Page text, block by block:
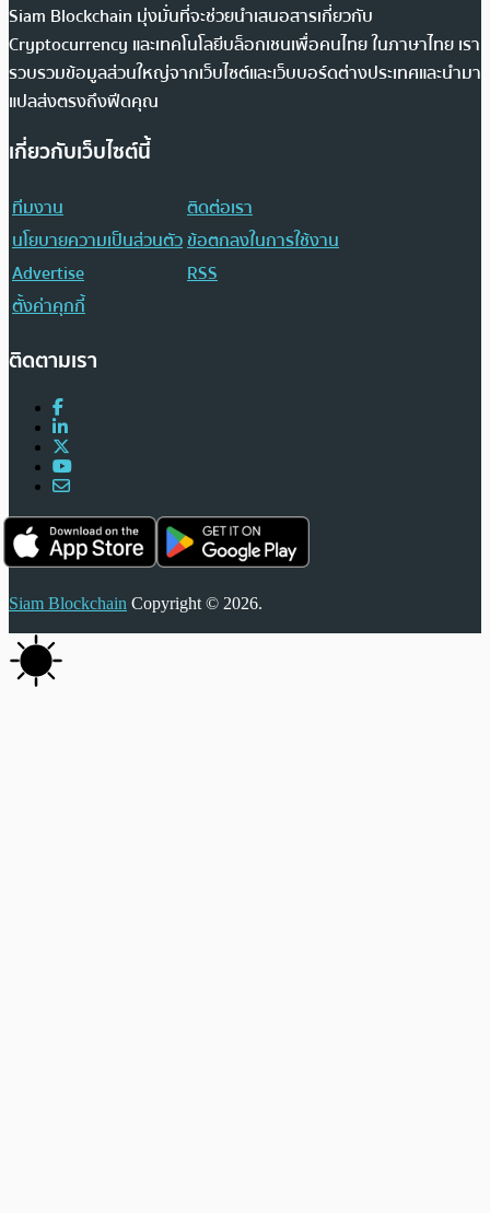
Siam Blockchain มุ่งมั่นที่จะช่วยนำเสนอสารเกี่ยวกับ
Cryptocurrency และเทคโนโลยีบล็อกเชนเพื่อคนไทย ในภาษาไทย เรา
รวบรวมข้อมูลส่วนใหญ่จากเว็บไซต์และเว็บบอร์ดต่างประเทศและนำมา
แปลส่งตรงถึงฟีดคุณ
เกี่ยวกับเว็บไซต์นี้
ทีมงาน
ติดต่อเรา
นโยบายความเป็นส่วนตัวข้อตกลงในการใช้งาน
Advertise
RSS
ตั้งค่าคุกกี้
ติดตามเรา
Siam Blockchain Copyright © 2026.